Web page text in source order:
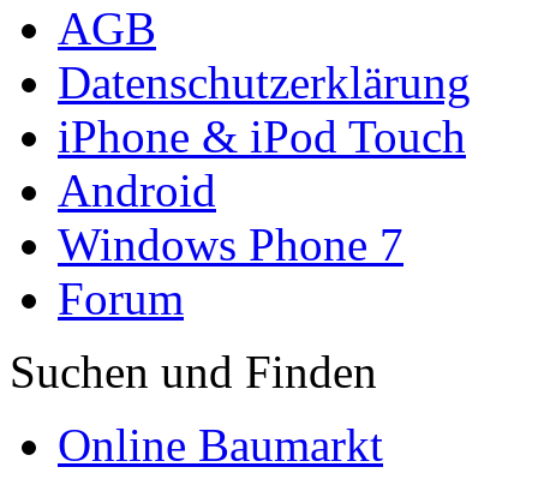
AGB
Datenschutzerklärung
iPhone & iPod Touch
Android
Windows Phone 7
Forum
Suchen und Finden
Online Baumarkt